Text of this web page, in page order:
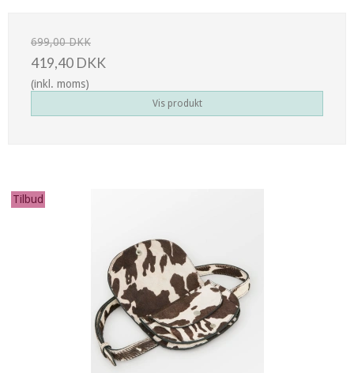
699,00 DKK
419,40 DKK
(inkl. moms)
Vis produkt
Tilbud